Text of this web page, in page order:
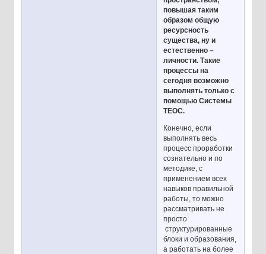
повышая таким
образом общую
ресурсность
существа, ну и
естественно –
личности. Такие
процессы на
сегодня возможно
выполнять только с
помощью Системы
ТЕОС.
Конечно, если
выполнять весь
процесс проработки
сознательно и по
методике, с
применением всех
навыков правильной
работы, то можно
рассматривать не
просто
структурированные
блоки и образования,
а работать на более